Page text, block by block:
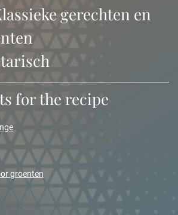
gerechten en
for the recipe
groenten